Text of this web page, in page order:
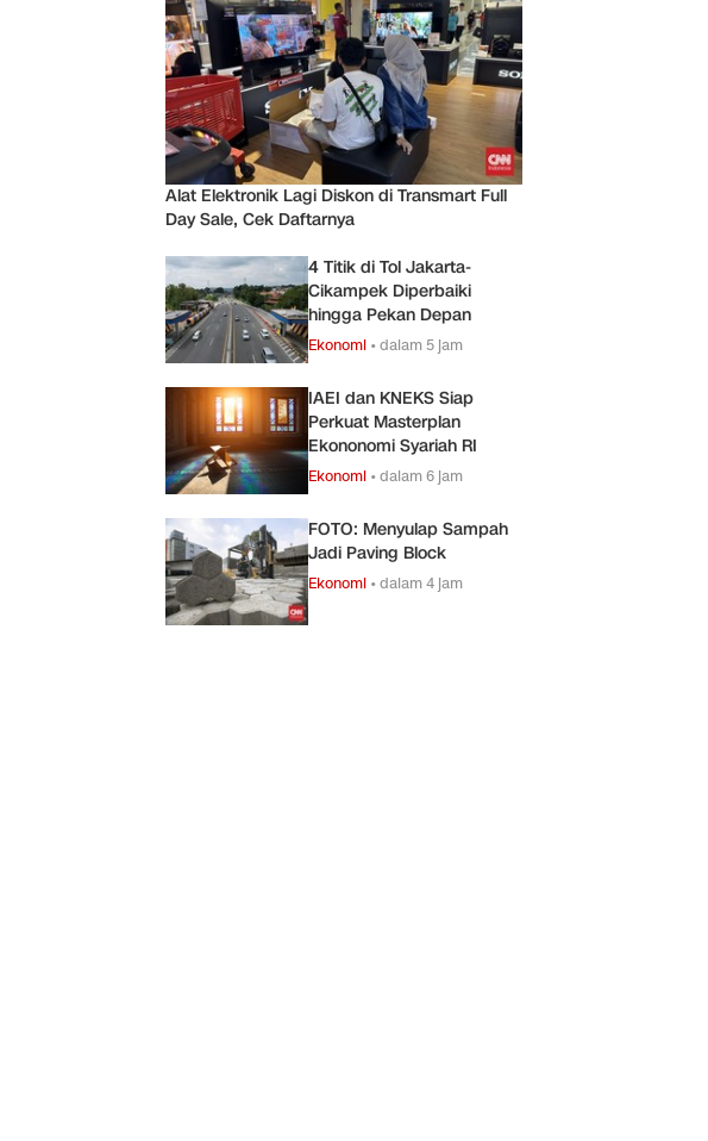
Alat Elektronik Lagi Diskon di Transmart Full
Day Sale, Cek Daftarnya
4 Titik di Tol Jakarta-
Cikampek Diperbaiki
hingga Pekan Depan
Ekonomi •dalam 5 jam
IAEI dan KNEKS Siap
Perkuat Masterplan
Ekononomi Syariah RI
Ekonomi •dalam 6 jam
FOTO: Menyulap Sampah
Jadi Paving Block
Ekonomi •dalam 4 jam